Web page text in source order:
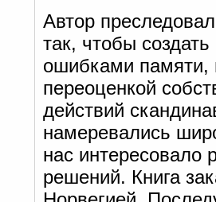
Автор
так, чтобы
ошибками памяти,
переоценкой
действий
намеревались
нас интересовало
решений. Книга